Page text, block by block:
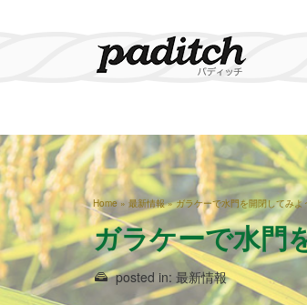
Home » 最新情報 » ガラケーで水門を開閉してみ
ガラケーで水門
posted in: 最新情報